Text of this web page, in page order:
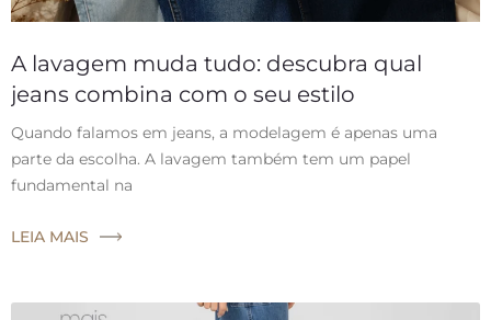
A lavagem muda tudo: descubra qual
jeans combina com o seu estilo
Quando falamos em jeans, a modelagem é apenas uma
parte da escolha. A lavagem também tem um papel
fundamental na
LEIA MAIS